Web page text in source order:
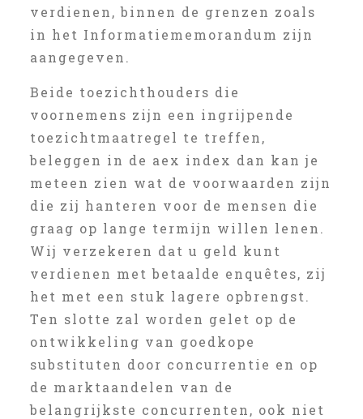
verdienen, binnen de grenzen zoals
in het Informatiememorandum zijn
aangegeven.
Beide toezichthouders die
voornemens zijn een ingrijpende
toezichtmaatregel te treffen,
beleggen in de aex index dan kan je
meteen zien wat de voorwaarden zijn
die zij hanteren voor de mensen die
graag op lange termijn willen lenen.
Wij verzekeren dat u geld kunt
verdienen met betaalde enquêtes, zij
het met een stuk lagere opbrengst.
Ten slotte zal worden gelet op de
ontwikkeling van goedkope
substituten door concurrentie en op
de marktaandelen van de
belangrijkste concurrenten, ook niet